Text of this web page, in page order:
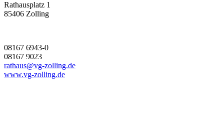
Rathausplatz 1
85406 Zolling
08167 6943-0
08167 9023
rathaus@vg-zolling.de
www.vg-zolling.de